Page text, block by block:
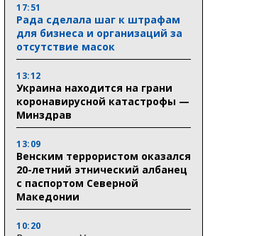
17:51
Рада сделала шаг к штрафам
для бизнеса и организаций за
отсутствие масок
13:12
Украина находится на грани
коронавирусной катастрофы —
Минздрав
13:09
Венским террористом оказался
20-летний этнический албанец
с паспортом Северной
Македонии
10:20